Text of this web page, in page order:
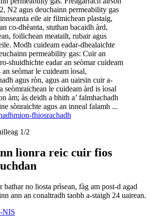
N2 agus deuchainn permeability gas
eile air filmichean plastaig,
co-dhèanta, stuthan bacaidh àrd,
foilichean meatailt, rubair agus
Modh cuideam eadar-dhealaichte
permeability gas: Cuir an
shuidhichte eadar an seòmar cuideam
an seòmar le cuideam ìosal,
agus ròn, agus an uairsin cuir a-
seòmraichean le cuideam àrd is ìosal
àm; às deidh a bhith a’ falmhachadh
sònraichte agus an inneal falamh ...
mion-fhiosrachadh
1/2
lìonra reic cuir fios
bathar no liosta prìsean, fàg am post-d agad
ann an conaltradh taobh a-staigh 24 uairean.
NIS